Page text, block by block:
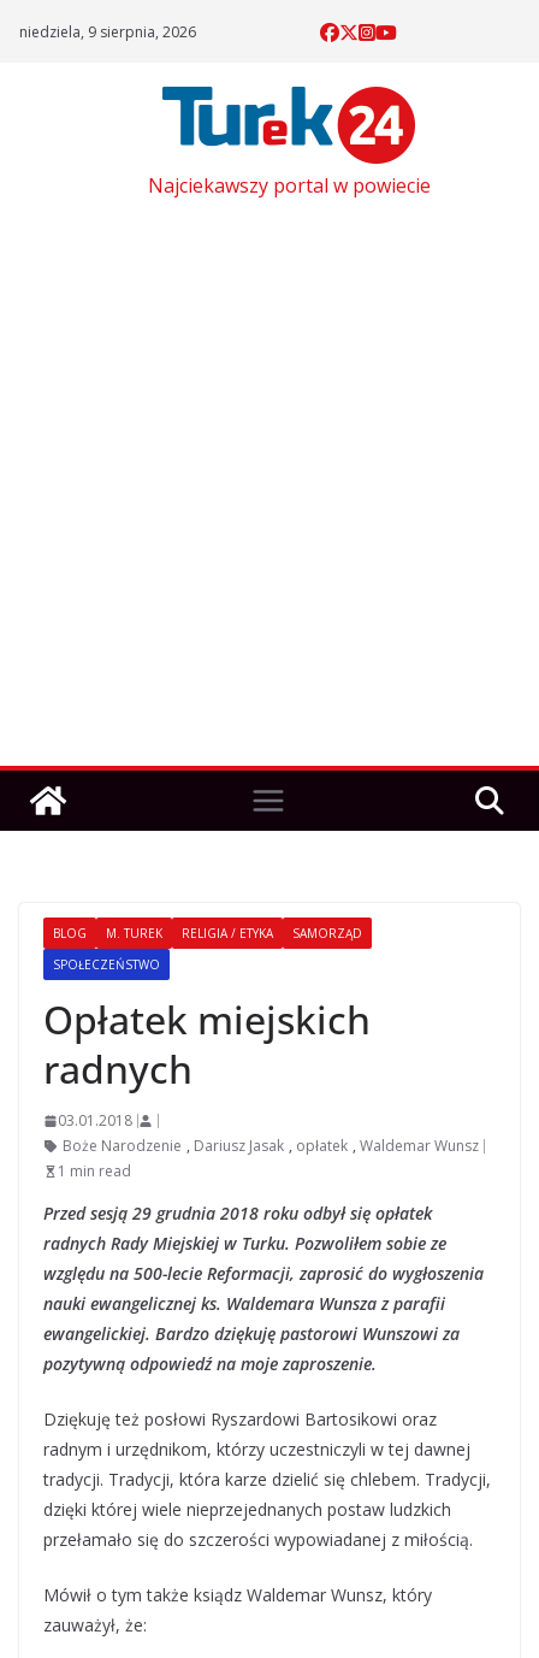
niedziela, 9 sierpnia, 2026
Najciekawszy portal w powiecie
BLOG M. TUREK RELIGIA / ETYKA
SAMORZĄD
SPOŁECZEŃSTWO
Opłatek miejskich
radnych
03.01.2018
Boże Narodzenie , Dariusz Jasak , opłatek , Waldemar Wunsz
1 min read
Przed sesją 29 grudnia 2018 roku odbył się opłatek
radnych Rady Miejskiej w Turku. Pozwoliłem sobie ze
względu na 500-lecie Reformacji, zaprosić do wygłoszenia
nauki ewangelicznej ks. Waldemara Wunsza z parafii
ewangelickiej. Bardzo dziękuję pastorowi Wunszowi za
pozytywną odpowiedź na moje zaproszenie.
Dziękuję też posłowi Ryszardowi Bartosikowi oraz
radnym i urzędnikom, którzy uczestniczyli w tej dawnej
tradycji. Tradycji, która karze dzielić się chlebem. Tradycji,
dzięki której wiele nieprzejednanych postaw ludzkich
przełamało się do szczerości wypowiadanej z miłością.
Mówił o tym także ksiądz Waldemar Wunsz, który
zauważył, że: